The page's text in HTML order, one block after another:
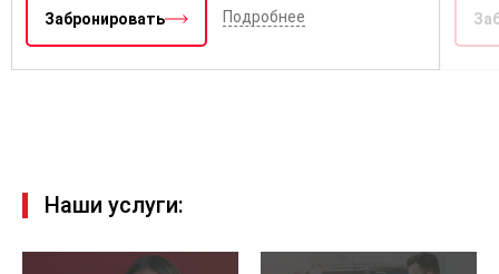
Забронировать Подробнее
Наши услуги: